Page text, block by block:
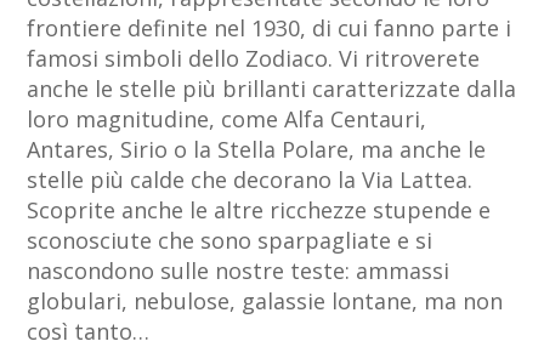
frontiere definite nel 1930, di cui fanno parte i
famosi simboli dello Zodiaco. Vi ritroverete
anche le stelle più brillanti caratterizzate dalla
loro magnitudine, come Alfa Centauri,
Antares, Sirio o la Stella Polare, ma anche le
stelle più calde che decorano la Via Lattea.
Scoprite anche le altre ricchezze stupende e
sconosciute che sono sparpagliate e si
nascondono sulle nostre teste: ammassi
globulari, nebulose, galassie lontane, ma non
così tanto…